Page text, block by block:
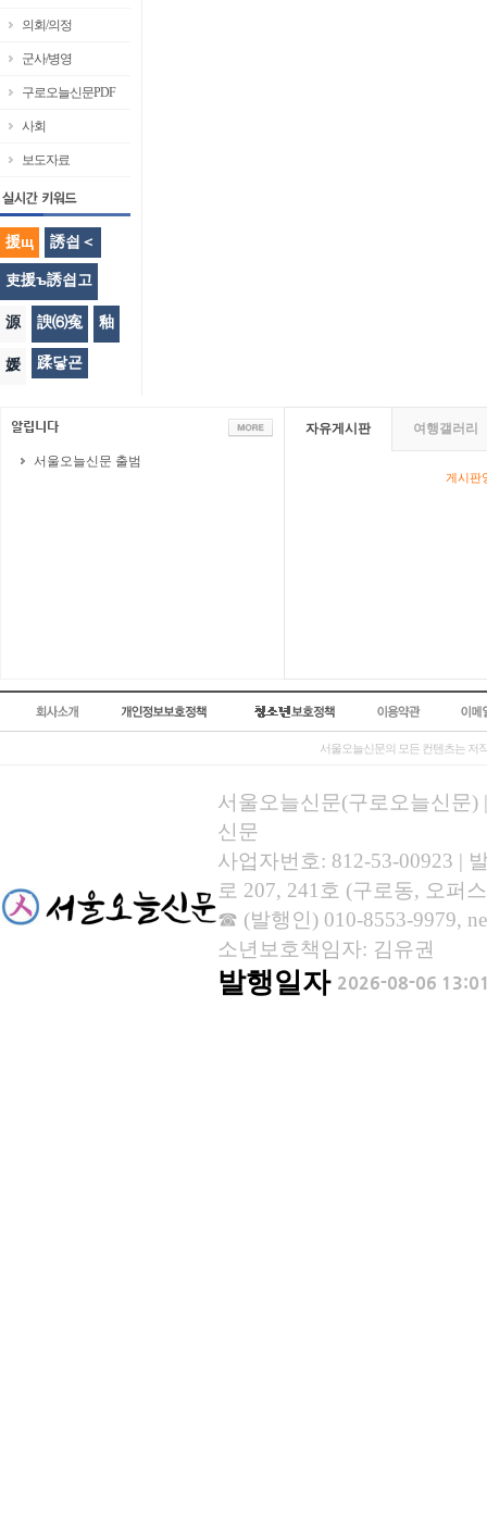
의회/의정
군사/병영
구로오늘신문PDF
사회
보도자료
援щ 誘쇱＜
吏援ъ誘쇱고
源 諛⑹寃 釉
媛 蹂닿굔
서울오늘신문 출범
자유게시판 여행갤러리
게시판
서울오늘신문의 모든 컨텐츠는 저
서울오늘신문(구로오늘신문)
신문
사업자번호: 812-53-00923 |
로 207, 241호 (구로동, 오퍼
☎ (발행인) 010-8553-9979,
소년보호책임자: 김유권
발행일자